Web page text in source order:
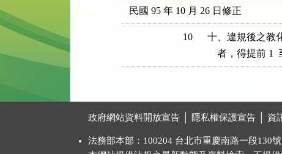
民國 95 年 10 月 26 日修正
10
十、違規後之教
者，得提前 1
政府網站資料開放宣告 隱私權保護宣告 資
法務部本部：100204 台北市重慶南路一段130